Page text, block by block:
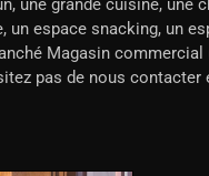
une grande cuisine, une
espace snacking, un
Magasin
pas de nous contacter